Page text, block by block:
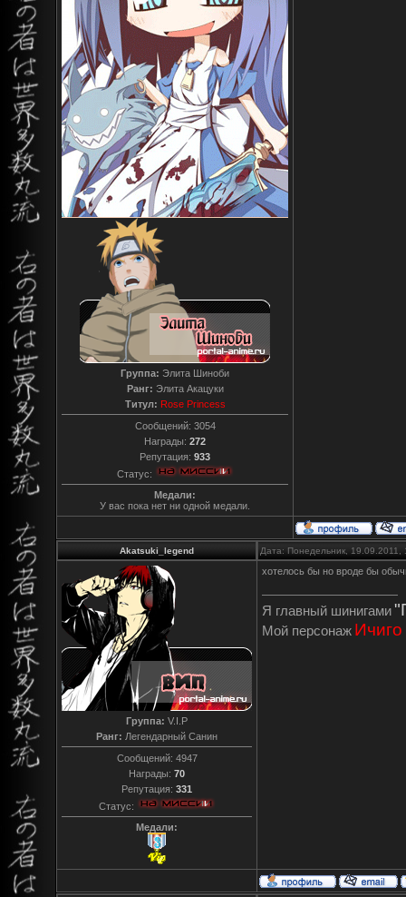
Группа: Элита Шиноби
Ранг: Элита Акацуки
Титул: Rose Princess
Сообщений: 3054
Награды: 272
Репутация: 933
Статус:
Медали:
У вас пока нет ни одной медали.
Akatsuki_legend Дата: Понедельник,
Группа: V.I.P
Ранг: Легендарный Санин
Сообщений: 4947
Награды: 70
Репутация: 331
Статус:
Медали:
хотелось бы но вроде бы
Я главный шинигами
Мой персонаж